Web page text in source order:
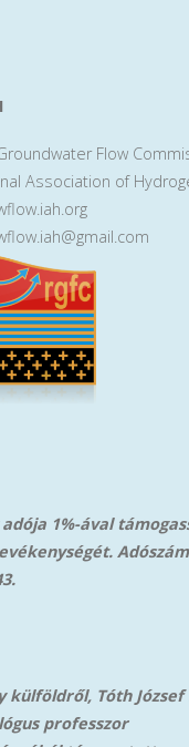
Flow
Association of
1%-ával
külföldről, Tóth József
professzor